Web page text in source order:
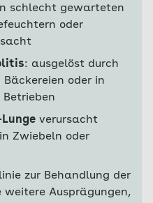
schlecht gewarteten
oder
: ausgelöst durch
oder in
verursacht
Zwiebeln oder
zur Behandlung der
weitere Ausprägungen,